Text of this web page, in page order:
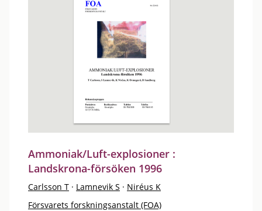
Ammoniak/Luft-explosioner :
Landskrona-försöken 1996
Carlsson T · Lamnevik S · Niréus K
Försvarets forskningsanstalt (FOA)